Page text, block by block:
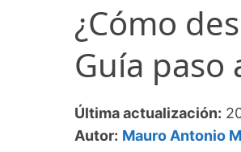
¿Cómo
Guía paso
Última actualización:
Autor: Mauro Antonio